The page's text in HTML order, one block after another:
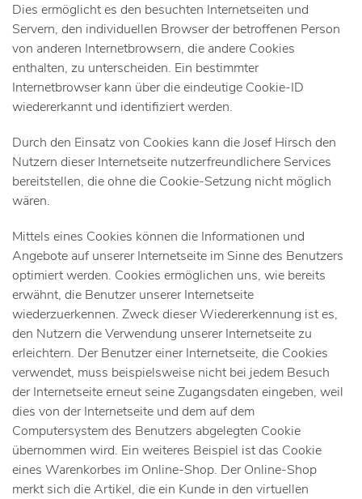
Dies ermöglicht es den besuchten Internetseiten und
Servern, den individuellen Browser der betroffenen Person
von anderen Internetbrowsern, die andere Cookies
enthalten, zu unterscheiden. Ein bestimmter
Internetbrowser kann über die eindeutige Cookie-ID
wiedererkannt und identifiziert werden.
Durch den Einsatz von Cookies kann die Josef Hirsch den
Nutzern dieser Internetseite nutzerfreundlichere Services
bereitstellen, die ohne die Cookie-Setzung nicht möglich
wären.
Mittels eines Cookies können die Informationen und
Angebote auf unserer Internetseite im Sinne des Benutzers
optimiert werden. Cookies ermöglichen uns, wie bereits
erwähnt, die Benutzer unserer Internetseite
wiederzuerkennen. Zweck dieser Wiedererkennung ist es,
den Nutzern die Verwendung unserer Internetseite zu
erleichtern. Der Benutzer einer Internetseite, die Cookies
verwendet, muss beispielsweise nicht bei jedem Besuch
der Internetseite erneut seine Zugangsdaten eingeben, weil
dies von der Internetseite und dem auf dem
Computersystem des Benutzers abgelegten Cookie
übernommen wird. Ein weiteres Beispiel ist das Cookie
eines Warenkorbes im Online-Shop. Der Online-Shop
merkt sich die Artikel, die ein Kunde in den virtuellen